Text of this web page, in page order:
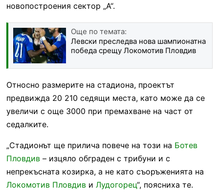
новопостроения сектор „А“.
Още по темата:
Левски преследва нова шампионатна
победа срещу Локомотив Пловдив
Относно размерите на стадиона, проектът
предвижда 20 210 седящи места, като може да се
увеличи с още 3000 при премахване на част от
седалките.
„Стадионът ще прилича повече на този на Ботев
Пловдив– изцяло обграден с трибуни и с
непрекъсната козирка, а не като съоръженията на
Локомотив Пловдиви Лудогорец“, поясниха те.